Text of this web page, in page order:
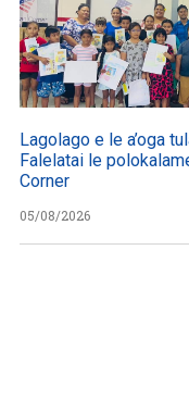
Lagolago e le a’oga
Falelatai le
Corner
05/08/2026